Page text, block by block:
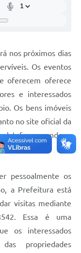
nos próximos dias
Os eventos
oferecem oferece
e interessados
Os bens imóveis
no site oficial da
onde o
pessoalmente os
a Prefeitura está
visitas mediante
Essa é uma
os interessados
propriedades